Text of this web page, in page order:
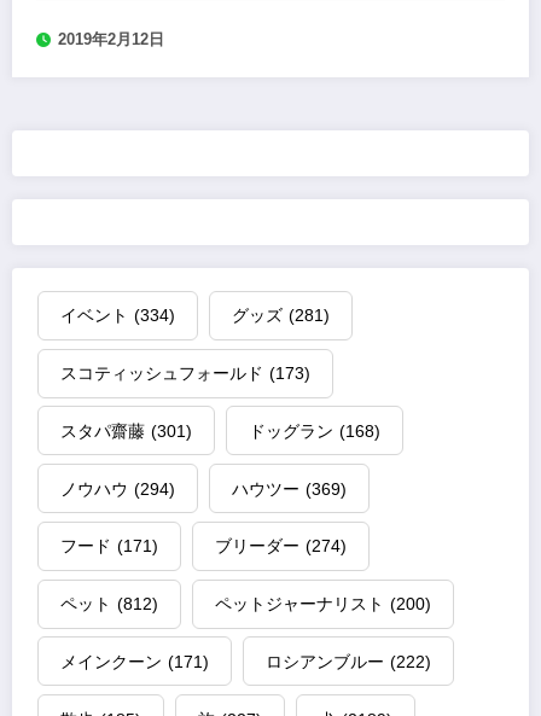
2019年2月12日
イベント (334) グッズ (281)
スコティッシュフォールド (173)
スタパ齋藤 (301) ドッグラン (168)
ノウハウ (294) ハウツー (369)
フード (171) ブリーダー (274)
ペット (812) ペットジャーナリスト (200)
メインクーン (171) ロシアンブルー (222)